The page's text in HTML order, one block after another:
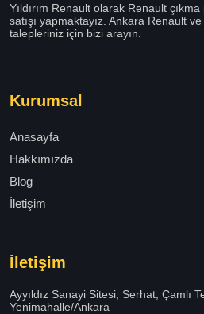
Yıldırım Renault olarak Renault
satışı yapmaktayız. Ankara Renault
talepleriniz için bizi arayın.
Kurumsal
Anasayfa
Hakkımızda
Blog
İletişim
İletişim
Ayyıldız Sanayi Sitesi, Serhat, Çamlı
Yenimahalle/Ankara